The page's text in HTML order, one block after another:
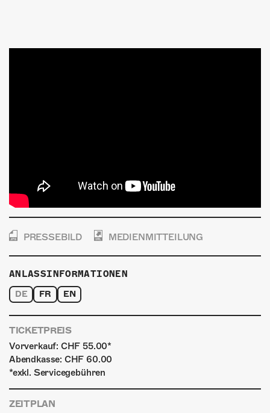
PRESSEBILD MEDIENMITTEILUNG
ANLASSINFORMATIONEN
DE FR EN
TICKETPREIS
Vorverkauf: CHF 55.00*
Abendkasse: CHF 60.00
*exkl. Servicegebühren
ZEITPLAN